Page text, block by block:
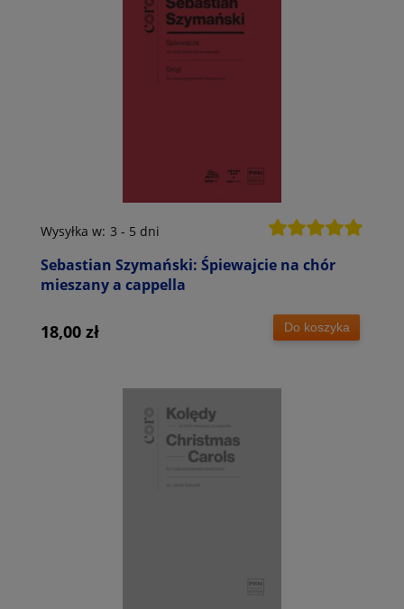
Sebastian Szymański: Śpiewajcie na chór
mieszany a cappella
Wysyłka w: 3 - 5 dni
18,00 zł Do koszyka